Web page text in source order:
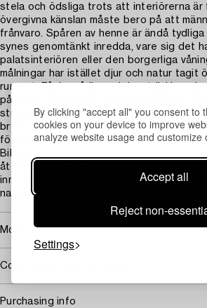
By clicking "accept all" you consent to
cookies on your device to improve
analyze website usage and customize
Accept all
Reject non-
Settings
stela och ödsliga trots att interiörerna är
övergivna känslan måste bero på att
frånvaro. Spåren av henne är ändå tydliga
synes genomtänkt inredda, vare sig det
palatsinteriören eller den borgerliga
målningar har istället djur och natur tagit
rummet. Fåglar, rådjur och barrträd har
på mjuka mattor och stoppade fåtöljer.
sträva efter att återta sitt förlorade
bryta ner de överdådiga salongerna och
förfallet. I den svit med stora
Billgren målade med start 1999 är den
återkommande. Den utgör en färgmässig
inne och förstärker ytterligare känslan av
natur och kultur är på väg att suddas ut.
More about Ernst Billgren
Covered by droit de suite
Purchasing info